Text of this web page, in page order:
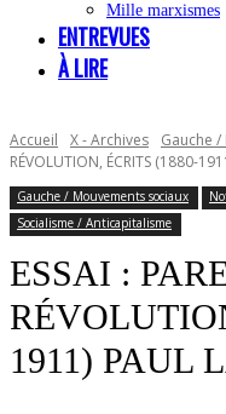
Mille marxismes
ENTREVUES
À LIRE
Accueil X - Archives Gauche
RÉVOLUTION, ÉCRITS (1880-
Gauche / Mouvements sociaux
Socialisme / Anticapitalisme
ESSAI :
1911) PAUL